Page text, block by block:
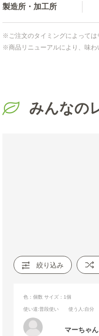
製造所・加工所
※ご注文のタイミングによっては
※商品リニューアルにより、味わ
みんなの
絞り込み
色：個数 サイズ：1個
使い道:普段使い 使う人 :自分
マーちゃん